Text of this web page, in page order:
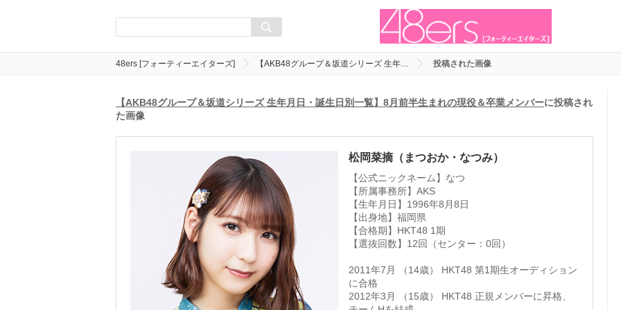
48ers [フォーティーエイターズ] 【AKB48グループ＆坂道シリーズ 生年… 投稿された画像
【AKB48グループ＆坂道シリーズ 生年月日・誕生日別一覧】8月前半生まれの現役＆卒業メンバーに投稿され
た画像
松岡菜摘（まつおか・なつみ）
【公式ニックネーム】なつ
【所属事務所】AKS
【生年月日】1996年8月8日
【出身地】福岡県
【合格期】HKT48 1期
【選抜回数】12回（センター：0回）
2011年7月 （14歳） HKT48 第1期生オーディション
に合格
2012年3月 （15歳） HKT48 正規メンバーに昇格、